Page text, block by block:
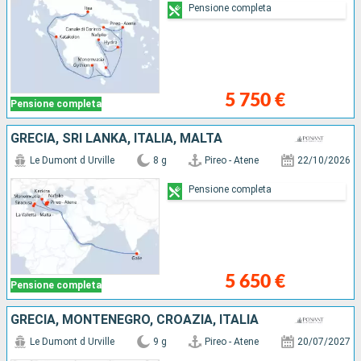
Pensione completa 5 750 €
Pensione completa
GRECIA, SRI LANKA, ITALIA, MALTA
Pensione completa
Le Dumont d Urville 8 g Pireo - Atene 22/10/2026
5 650 €
Pensione completa
GRECIA, MONTENEGRO, CROAZIA, ITALIA
Le Dumont d Urville 9 g Pireo - Atene 20/07/2027